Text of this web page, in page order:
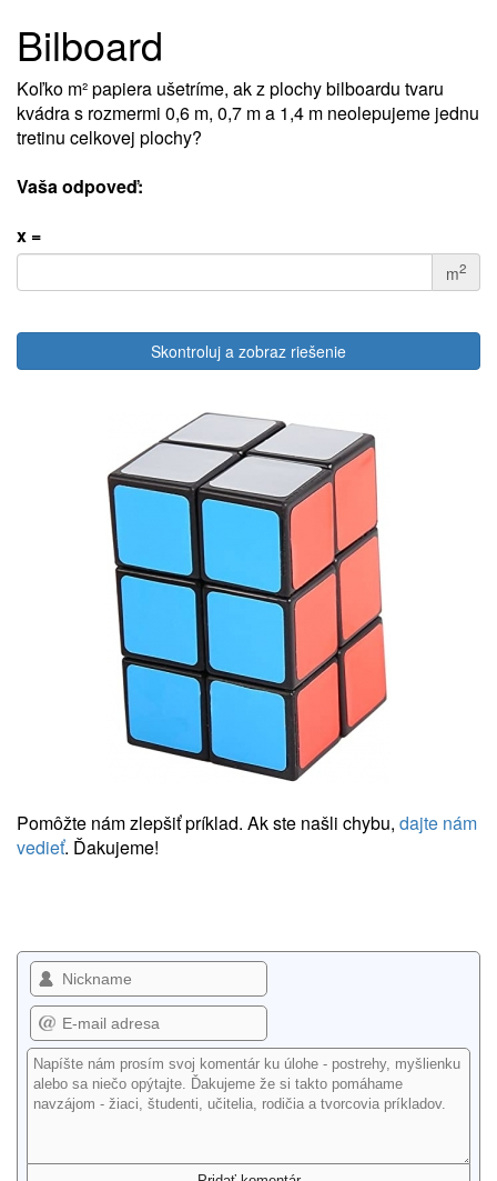
Bilboard
Koľko m² papiera ušetríme, ak z plochy bilboardu tvaru
kvádra s rozmermi 0,6 m, 0,7 m a 1,4 m neolepujeme jednu
tretinu celkovej plochy?
Vaša odpoveď:
x =
m2
Skontroluj a zobraz riešenie
Pomôžte nám zlepšiť príklad. Ak ste našli chybu, dajte nám
vedieť. Ďakujeme!